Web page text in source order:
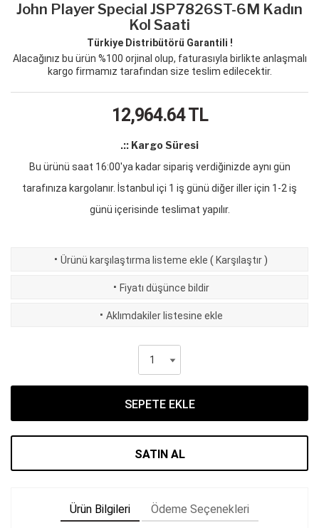
John Player Special JSP7826ST-6M Kadın
Kol Saati
Türkiye Distribütörü Garantili !
Alacağınız bu ürün %100 orjinal olup, faturasıyla birlikte anlaşmalı
kargo firmamız tarafından size teslim edilecektir.
12,964.64TL
.:: Kargo Süresi
Bu ürünü saat 16:00'ya kadar sipariş verdiğinizde aynı gün
tarafınıza kargolanır. İstanbul içi 1 iş günü diğer iller için 1-2 iş
günü içerisinde teslimat yapılır.
· Ürünü karşılaştırma listeme ekle ( Karşılaştır )
· Fiyatı düşünce bildir
· Aklımdakiler listesine ekle
SEPETE EKLE
SATIN AL
Ürün Bilgileri Ödeme Seçenekleri